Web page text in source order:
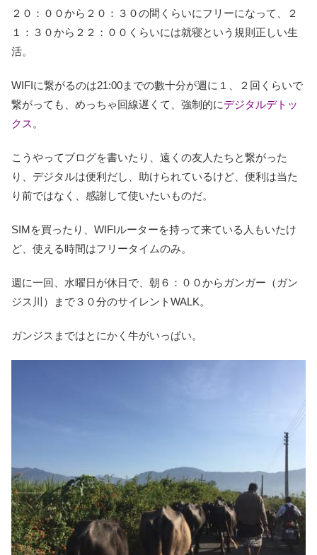
２０：００から２０：３０の間くらいにフリーになって、２
１：３０から２２：００くらいには就寝という規則正しい生
活。
WIFIに繋がるのは21:00までの數十分が週に１、２回くらいで
繋がっても、めっちゃ回線遅くて、強制的にデジタルデトッ
クス 。
こうやってブログを書いたり、遠くの友人たちと繋がった
り、デジタルは便利だし、助けられているけど、便利は当た
り前ではなく、感謝して使いたいものだ。
SIMを買ったり、WIFIルーターを持って来ている人もいたけ
ど、使える時間はフリータイムのみ。
週に一回、水曜日が休日で、朝６：００からガンガー（ガン
ジス川）まで３０分のサイレントWALK。
ガンジスまではとにかく牛がいっぱい。